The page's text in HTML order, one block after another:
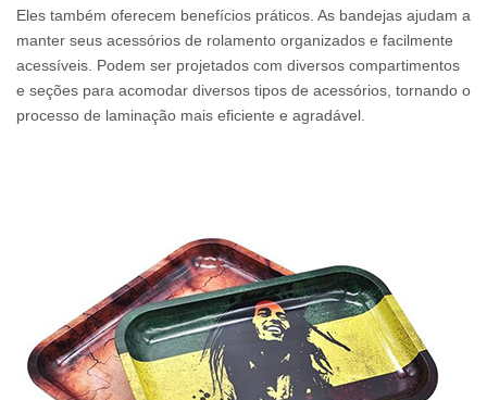
Eles também oferecem benefícios práticos. As bandejas ajudam a
manter seus acessórios de rolamento organizados e facilmente
acessíveis. Podem ser projetados com diversos compartimentos
e seções para acomodar diversos tipos de acessórios, tornando o
processo de laminação mais eficiente e agradável.